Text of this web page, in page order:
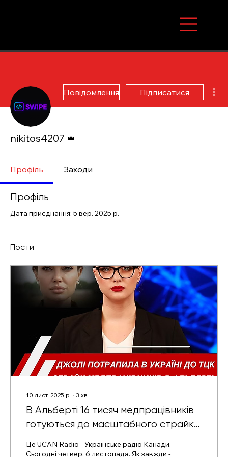
Повідомлення Підписатися
nikitos4207
Профіль Заходи
Профіль
Дата приєднання: 5 вер. 2025 р.
Пости
10 лист. 2025 р. ∙ 3 хв
В Альберті 16 тисяч медпрацівників
готуються до масштабного страйку.
Це UCAN Radio - Українське радіо Канади.
Сьогодні четвер, 6 листопада. Як завжди -